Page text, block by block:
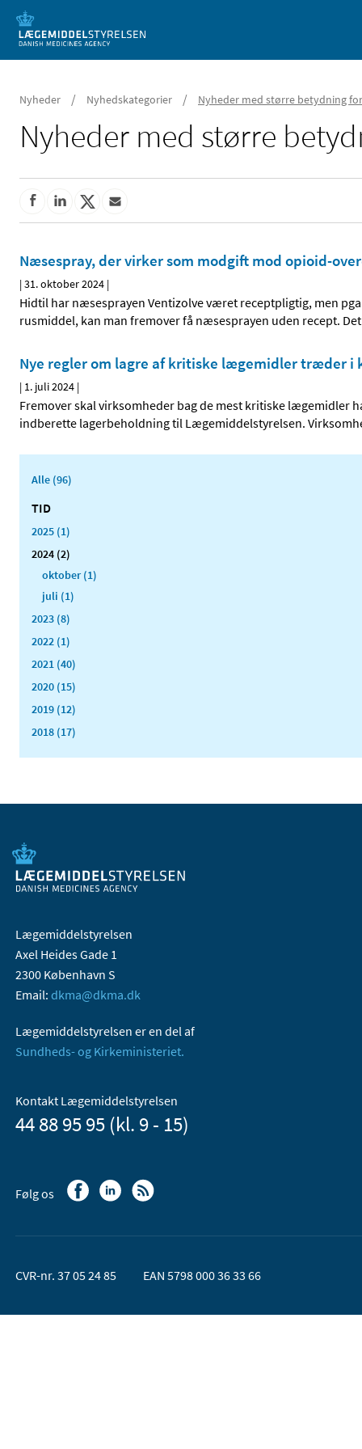
Mobil visning
Nyheder / Nyhedskategorier / Nyheder med større betydning
Nyheder med større
Næsespray, der virker som modgift mod opioid-
|31. oktober 2024 |
Hidtil har næsesprayen Ventizolve været receptpligtig, men
rusmiddel, kan man fremover få næsesprayen uden recept.
Nye regler om lagre af kritiske lægemidler træder i
| 1. juli 2024 |
Fremover skal virksomheder bag de mest kritiske lægemidler
indberette lagerbeholdning til Lægemiddelstyrelsen.
Alle (96)
TID
2025 (1)
2024 (2)
oktober (1)
juli (1)
2023 (8)
2022 (1)
2021 (40)
2020 (15)
2019 (12)
2018 (17)
Lægemiddelstyrelsen
Axel Heides Gade 1
2300 København S
Email: dkma@dkma.dk
Lægemiddelstyrelsen er en del af
Sundheds- og Kirkeministeriet.
Kontakt Lægemiddelstyrelsen
44 88 95 95 (kl. 9 - 15)
Følg os
CVR-nr. 37 05 24 85 EAN 5798 000 36 33 66